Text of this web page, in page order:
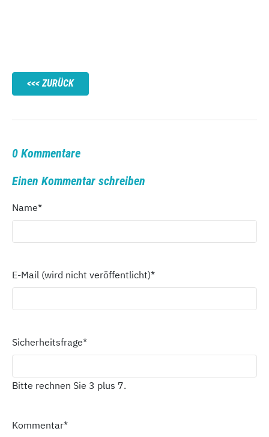
ZURÜCK
0 Kommentare
Einen Kommentar schreiben
Name*
E-Mail (wird nicht veröffentlicht)*
Sicherheitsfrage*
Bitte rechnen Sie 3 plus 7.
Kommentar*